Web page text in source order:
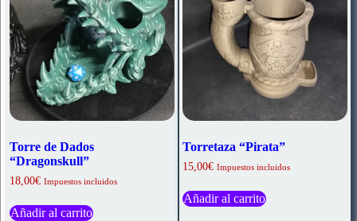
Torre de Dados
“Dragonskull”
18,00€ Impuestos incluidos
Añadir al carrito
Torretaza “Pirata”
15,00€ Impuestos incluidos
Añadir al carrito